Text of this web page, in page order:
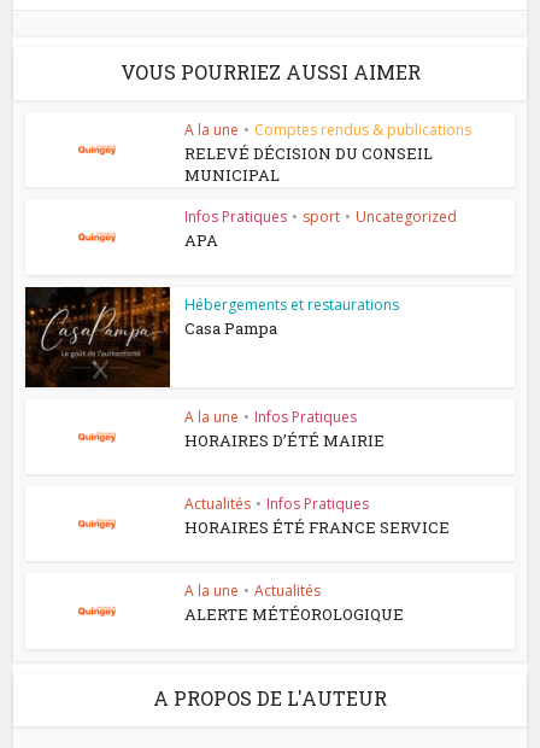
VOUS POURRIEZ AUSSI AIMER
A la une • Comptes rendus & publications
RELEVÉ DÉCISION DU CONSEIL
MUNICIPAL
Infos Pratiques • sport • Uncategorized
APA
Hébergements et restaurations
Casa Pampa
A la une • Infos Pratiques
HORAIRES D’ÉTÉ MAIRIE
Actualités • Infos Pratiques
HORAIRES ÉTÉ FRANCE SERVICE
A la une • Actualités
ALERTE MÉTÉOROLOGIQUE
A PROPOS DE L'AUTEUR